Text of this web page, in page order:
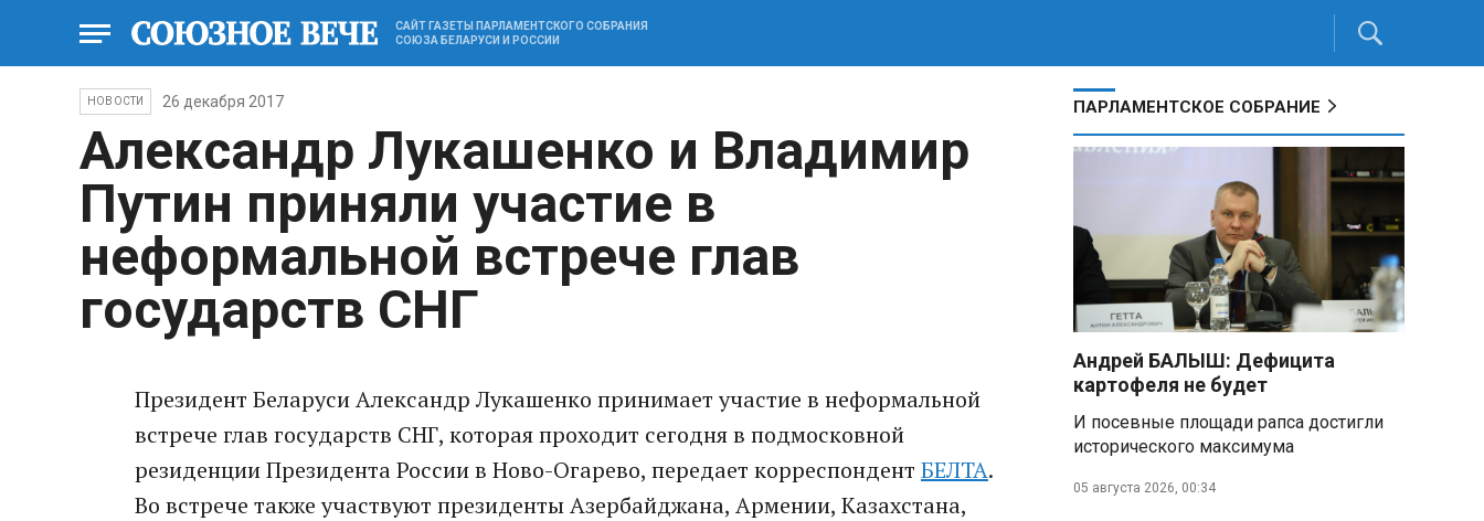
САЙТ ГАЗЕТЫ ПАРЛАМЕНТСКОГО СОБРАНИЯ
СОЮЗА БЕЛАРУСИ И РОССИИ
НОВОСТИ 26 декабря 2017
Александр Лукашенко и Владимир
Путин приняли участие в
неформальной встрече глав
государств СНГ
Президент Беларуси Александр Лукашенко принимает участие в неформальной
встрече глав государств СНГ, которая проходит сегодня в подмосковной
резиденции Президента России в Ново-Огарево, передает корреспондент БЕЛТА.
Во встрече также участвуют президенты Азербайджана, Армении, Казахстана,
ПАРЛАМЕНТСКОЕ СОБРАНИЕ
Андрей БАЛЫШ: Дефицита
картофеля не будет
И посевные площади рапса достигли
исторического максимума
05 августа 2026, 00:34